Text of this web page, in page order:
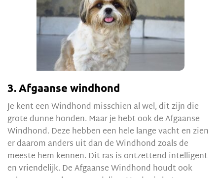
3. Afgaanse windhond
Je kent een Windhond misschien al wel, dit zijn die
grote dunne honden. Maar je hebt ook de Afgaanse
Windhond. Deze hebben een hele lange vacht en zien
er daarom anders uit dan de Windhond zoals de
meeste hem kennen. Dit ras is ontzettend intelligent
en vriendelijk. De Afgaanse Windhond houdt ook